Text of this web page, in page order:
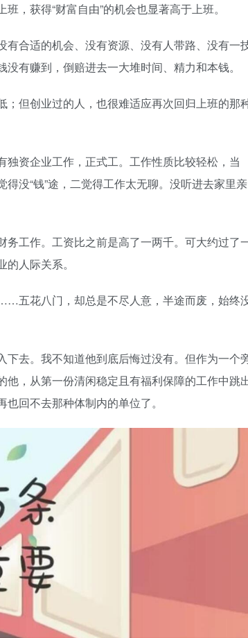
，获得“财富自由”的机会也显著高于上班。
合适的机会、没有资源、没有人带路、没有一
有赚到，倒赔进去一大堆时间、精力和本钱。
但创业过的人，也很难适应再次回归上班的那
资企业工作，正式工。工作性质比较轻松，当
没“钱”途，二觉得工作太无聊。没听进去家里亲
工作。工资比之前是高了一两千。可大约过了
人际关系。
五花八门，却总是不尽人意，半途而废，始终
去。我不知道他到底后悔过没有。但作为一个
，从第一份清闲稳定且有福利保障的工作中跳
回不去那种体制内的单位了。